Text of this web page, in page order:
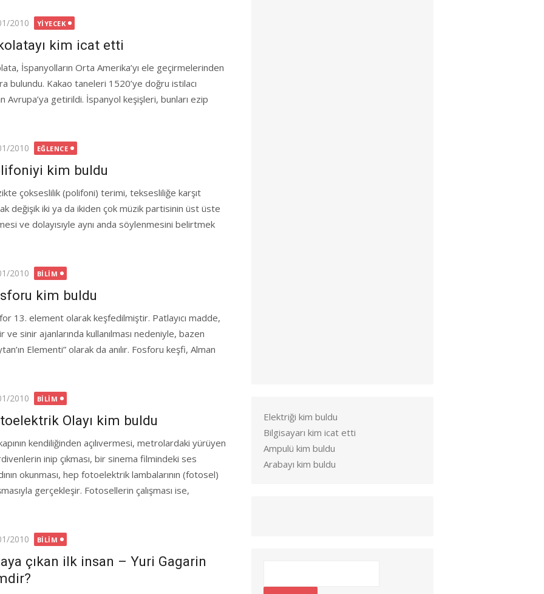
2010 YIYECEK
kim icat etti
İspanyolların Orta Amerika’yı ele geçirmelerinden
bulundu. Kakao taneleri 1520’ye doğru istilacı
Avrupa’ya getirildi. İspanyol keşişleri, bunları ezip
2010 EĞLENCE
kim buldu
çokseslilik (polifoni) terimi, teksesliliğe karşıt
değişik iki ya da ikiden çok müzik partisinin üst üste
ve dolayısıyle aynı anda söylenmesini belirtmek
2010 BILIM
kim buldu
13. element olarak keşfedilmiştir. Patlayıcı madde,
ve sinir ajanlarında kullanılması nedeniyle, bazen
Elementi” olarak da anılır. Fosforu keşfi, Alman
2010 BILIM
Olayı kim buldu
kendiliğinden açılıvermesi, metrolardaki yürüyen
inip çıkması, bir sinema filmindeki ses
okunması, hep fotoelektrik lambalarının (fotosel)
gerçekleşir. Fotosellerin çalışması ise,
2010 BILIM
çıkan ilk insan – Yuri Gagarin
Elektriği kim buldu
Bilgisayarı kim icat etti
Ampulü kim buldu
Arabayı kim buldu